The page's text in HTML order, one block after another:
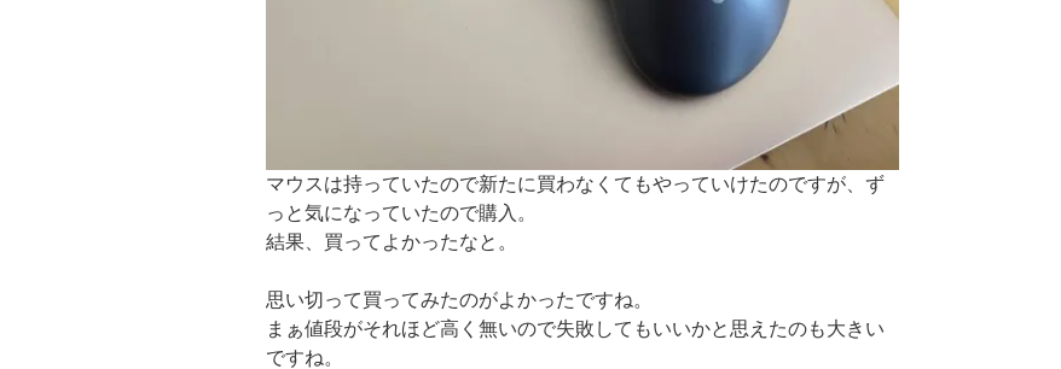
マウスは持っていたので新たに買わなくてもやっていけたのですが、ず
っと気になっていたので購入。
結果、買ってよかったなと。
思い切って買ってみたのがよかったですね。
まぁ値段がそれほど高く無いので失敗してもいいかと思えたのも大きい
ですね。